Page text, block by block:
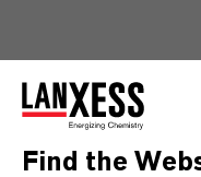
Find the